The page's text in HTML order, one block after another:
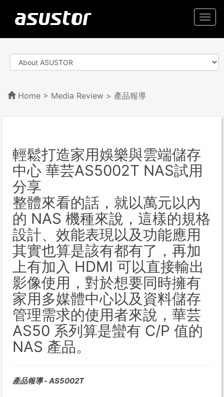
Home > Media Review > 產品報導
輕鬆打造家用娛樂與雲端儲存
中心 華芸AS5002T NAS試用
分享
整體來看的話，就以萬元以內
的 NAS 機種來說，這樣的規格
設計、效能表現以及功能應用
其實也算是該有都有了，再加
上有加入 HDMI 可以直接輸出
影像使用，對於想要同時擁有
家用多媒體中心以及資料儲存
管理需求的使用者來說，華芸
AS50 系列算是蠻有 C/P 值的
NAS 產品。
產品報導 - AS5002T